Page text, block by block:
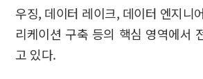
우징, 데이터 레이크, 데이터 엔지니
리케이션 구축 등의 핵심 영역에서
고 있다.